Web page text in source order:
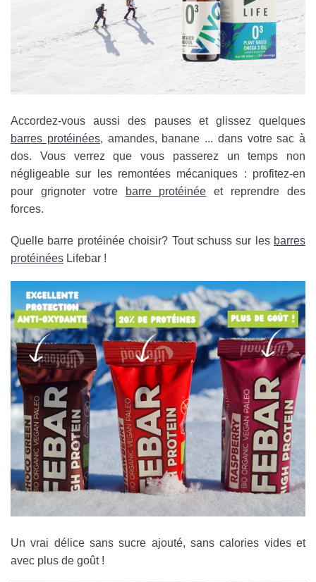
Accordez-vous aussi des pauses et glissez quelques
barres protéinées, amandes, banane ... dans votre sac à
dos. Vous verrez que vous passerez un temps non
négligeable sur les remontées mécaniques : profitez-en
pour grignoter votre
barre protéinée et reprendre des
forces.
Quelle barre protéinée choisir? Tout schuss sur les barres
protéinées Lifebar !
Un vrai délice sans sucre ajouté, sans calories vides et
avec plus de goût !